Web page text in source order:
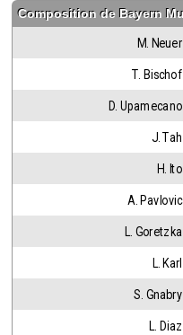
Composition de Bayern
M. Neuer
T. Bischof
D. Upamecano
J. Tah
H. Ito
A. Pavlovic
L. Goretzka
L. Karl
S. Gnabry
L. Diaz